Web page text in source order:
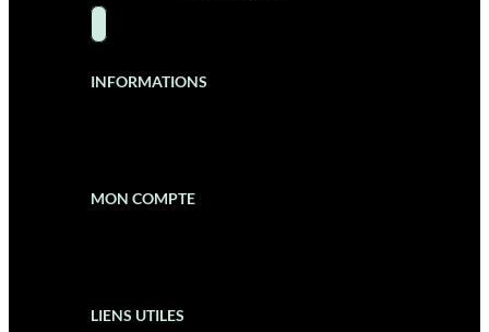
INFORMATIONS
MON COMPTE
LIENS UTILES